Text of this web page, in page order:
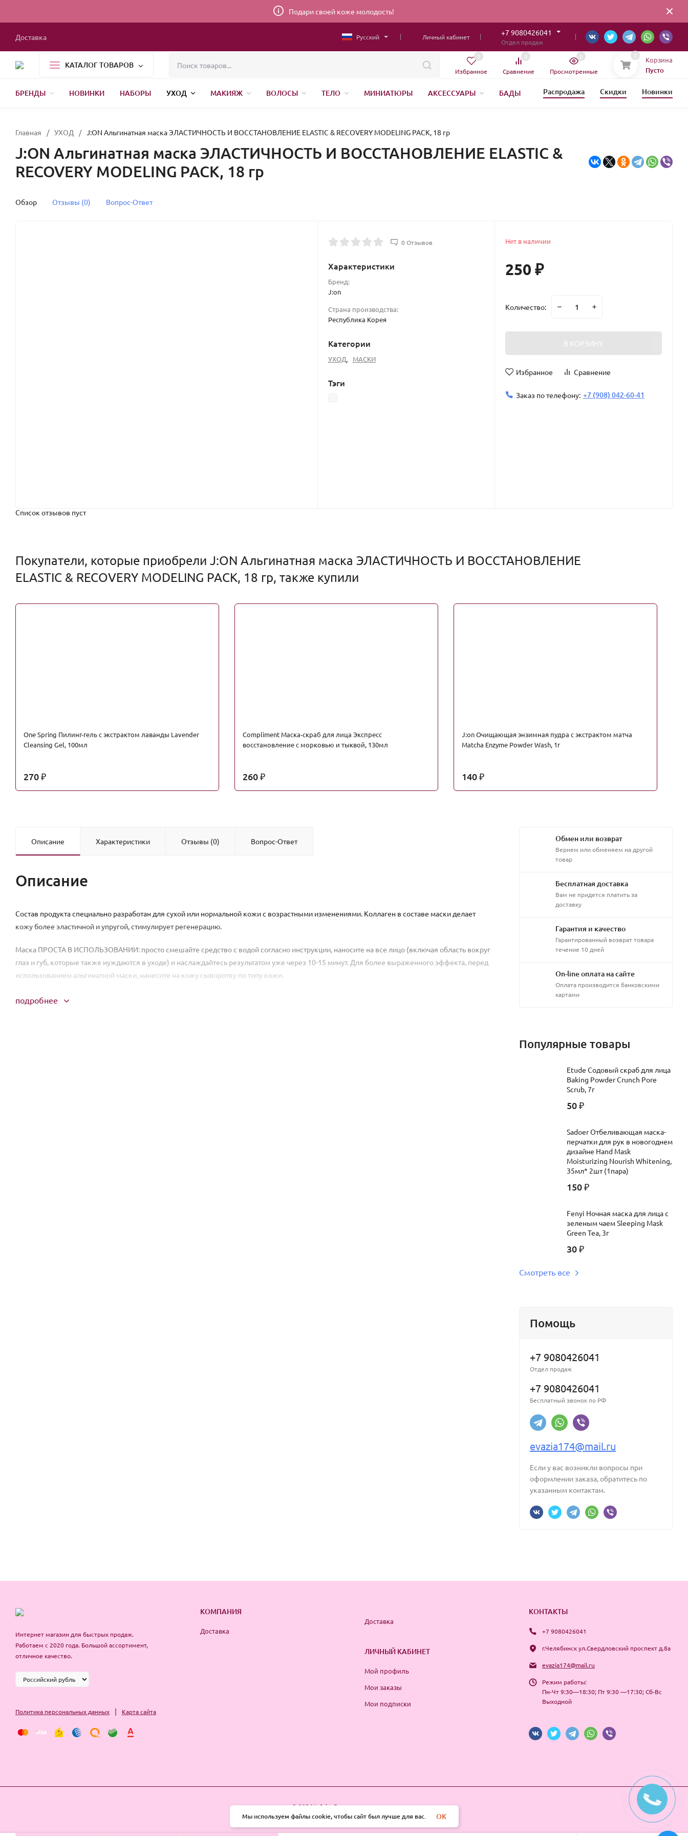
Подари своей коже молодость!
Доставка Русский Личный кабинет +7 9080426041
Отдел продаж
КАТАЛОГ ТОВАРОВ
Избранное
0
Сравнение
0
Просмотренные
0 0 Корзина
Пусто
БРЕНДЫ НОВИНКИ НАБОРЫ УХОД МАКИЯЖ ВОЛОСЫ ТЕЛО МИНИАТЮРЫ АКСЕССУАРЫ
БАДЫ
Распродажа Скидки Новинки
Главная / УХОД / J:ON Альгинатная маска ЭЛАСТИЧНОСТЬ И ВОССТАНОВЛЕНИЕ ELASTIC & RECOVERY MODELING PACK, 18 гр
J:ON Альгинатная маска ЭЛАСТИЧНОСТЬ И ВОССТАНОВЛЕНИЕ ELASTIC &
RECOVERY MODELING PACK, 18 гр
Обзор Отзывы (0) Вопрос-Ответ
0 Отзывов
Характеристики
Бренд:
J:on
Страна производства:
Республика Корея
Категории
УХОД, МАСКИ
Тэги
Нет в наличии
250 ₽
Количество:
В КОРЗИНУ
Избранное Сравнение
Заказ по телефону: +7 (908) 042-60-41
Список отзывов пуст
Покупатели, которые приобрели J:ON Альгинатная маска ЭЛАСТИЧНОСТЬ И ВОССТАНОВЛЕНИЕ
ELASTIC & RECOVERY MODELING PACK, 18 гр, также купили
One Spring Пилинг-гель с экстрактом лаванды Lavender
Cleansing Gel, 100мл
270 ₽
Сompliment Маска-скраб для лица Экспресс
восстановление с морковью и тыквой, 130мл
260 ₽
J:on Очищающая энзимная пудра с экстрактом матча
Matcha Enzyme Powder Wash, 1г
140 ₽
Описание Характеристики Отзывы (0) Вопрос-Ответ
Описание
Состав продукта специально разработан для сухой или нормальной кожи с возрастными изменениями. Коллаген в составе маски делает
кожу более эластичной и упругой, стимулирует регенерацию.
Маска ПРОСТА В ИСПОЛЬЗОВАНИИ: просто смешайте средство с водой согласно инструкции, наносите на все лицо (включая область вокруг
глаз и губ, которые также нуждаются в уходе) и наслаждайтесь результатом уже через 10-15 минут. Для более выраженного эффекта, перед
использованием альгинатной маски, нанесите на кожу сыворотку по типу кожи.
подробнее
Обмен или возврат
Вернем или обменяем на другой
товар
Бесплатная доставка
Вам не придется платить за
доставку
Гарантия и качество
Гарантированный возврат товара
течение 10 дней
On-line оплата на сайте
Оплата производится банковскими
картами
Популярные товары
Etude Содовый скраб для лица
Baking Powder Crunch Pore
Scrub, 7г
50 ₽
Sadoer Отбеливающая маска-
перчатки для рук в новогоднем
дизайне Hand Mask
Moisturizing Nourish Whitening,
35мл* 2шт (1пара)
150 ₽
Fenyi Ночная маска для лица с
зеленым чаем Sleeping Mask
Green Tea, 3г
30 ₽
Смотреть все
Помощь
+7 9080426041
Отдел продаж
+7 9080426041
Бесплатный звонок по РФ
evazia174@mail.ru
Если у вас возникли вопросы при
оформлении заказа, обратитесь по
указанным контактам.
Интернет магазин для быстрых продаж.
Работаем с 2020 года. Большой ассортимент,
отличное качество.
Политика персональных данных | Карта сайта
КОМПАНИЯ
Доставка
Доставка
ЛИЧНЫЙ КАБИНЕТ
Мой профиль
Мои заказы
Мои подписки
КОНТАКТЫ
+7 9080426041
г.Челябинск ул.Свердловский проспект д.8а
evazia174@mail.ru
Режим работы:
Пн-Чт 9:30—18:30; Пт 9:30 —17:30; Сб-Вс
Выходной
© 2026 InSale. Все права защищены
Мы используем файлы cookie, чтобы сайт был лучше для вас. OK